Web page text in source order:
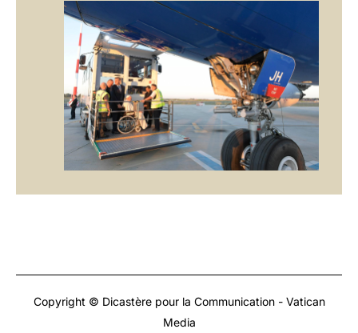
Copyright © Dicastère pour la Communication - Vatican
Media